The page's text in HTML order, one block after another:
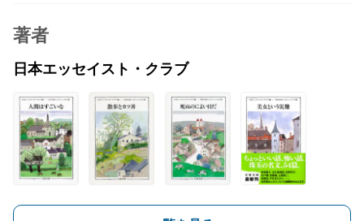
著者
日本エッセイスト・クラブ